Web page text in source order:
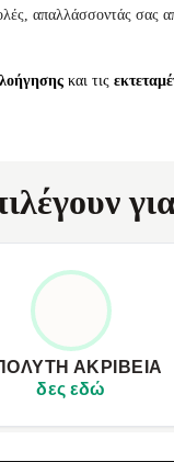
απαλλάσσοντάς σας
και τις
ΑΚΡΊΒΕΙΑ
δες εδώ
ΣΥΜΒΙΒΑΣΜΟΎΣ
Ακριβής πλοήγηση GPS με
λειτουργίες,
Λειτουργία offline